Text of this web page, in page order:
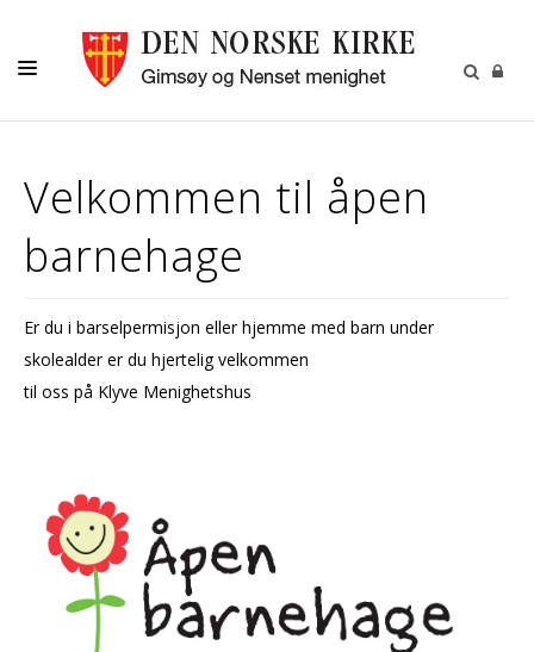
BARN OG UNGDOM
VOKSNE
OM OSS
MENIGHETSBLADET
Velkommen til åpen
barnehage
Er du i barselpermisjon eller hjemme med barn under
skolealder er du hjertelig velkommen
til oss på Klyve Menighetshus